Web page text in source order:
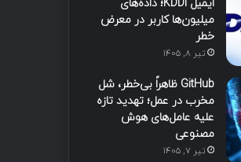
ایمیل KDDI؛ داده‌های
میلیون‌ها کاربر در معرض
خطر
تیر ۸, ۱۴۰۵
GitHub ظاهراً بی‌خطر، شل
مخرب در عمل؛ تهدید تازه
علیه عامل‌های هوش
مصنوعی
تیر ۷, ۱۴۰۵